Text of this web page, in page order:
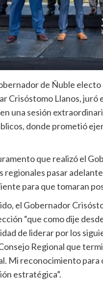
de Ñuble
Crisóstomo Llanos, juró
una sesión
donde prometió
que realizó el
regionales pasar
para que tomaran
el Gobernador
“que como dije
de liderar por los
Regional que
Mi reconocimiento para
estratégica”.